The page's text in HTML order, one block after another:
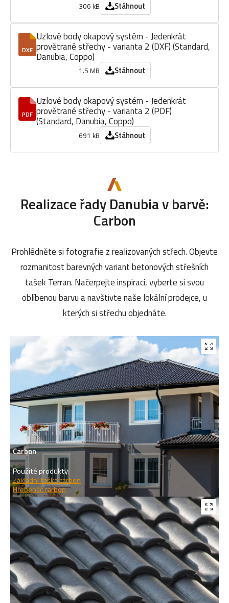
306 kB Stáhnout
DXF
Uzlové body okapový systém - Jedenkrát
provětrané střechy - varianta 2 (DXF) (Standard,
Danubia, Coppo)
1.5 MB Stáhnout
PDF
Uzlové body okapový systém - Jedenkrát
provětrané střechy - varianta 2 (PDF)
(Standard, Danubia, Coppo)
691 kB Stáhnout
Realizace řady Danubia v barvě:
Carbon
Prohlédněte si fotografie z realizovaných střech. Objevte
rozmanitost barevných variant betonových střešních
tašek Terran. Načerpejte inspiraci, vyberte si svou
oblíbenou barvu a navštivte naše lokální prodejce, u
kterých si střechu objednáte.
Carbon
Použité produkty:
Základní taška carbon
Hřebenáč carbon